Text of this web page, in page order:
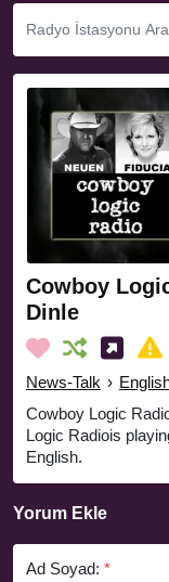
Cowboy
Dinle
News-Talk ›
Cowboy Logic
Logic Radiois
English.
Yorum Ekle
Ad Soyad: *